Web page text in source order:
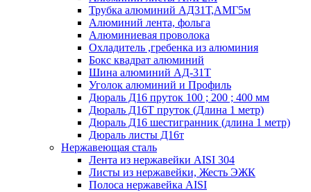
Трубка алюминий АД31Т,АМГ5м
Алюминий лента, фольга
Алюминиевая проволока
Охладитель ,гребенка из алюминия
Бокс квадрат алюминий
Шина алюминий АД-31Т
Уголок алюминий и Профиль
Дюраль Д16 пруток 100 ; 200 ; 400 мм
Дюраль Д16Т пруток (Длина 1 метр)
Дюраль Д16 шестигранник (длина 1 метр)
Дюраль листы Д16т
Нержавеющая сталь
Лента из нержавейки AISI 304
Листы из нержавейки, Жесть ЭЖК
Полоса нержавейка АISI